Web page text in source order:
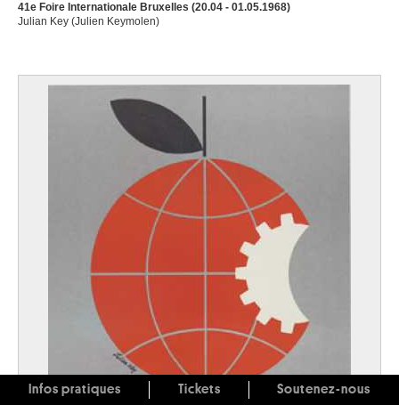
41e Foire Internationale Bruxelles (20.04 - 01.05.1968)
Julian Key (Julien Keymolen)
Infos pratiques Tickets Soutenez-nous